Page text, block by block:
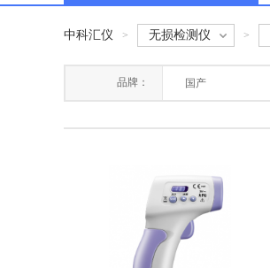
中科汇仪 > 无损检测仪 >
品牌： 国产